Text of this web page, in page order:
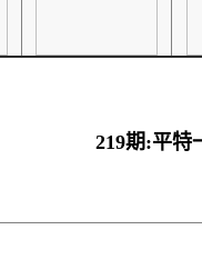
219期:平特